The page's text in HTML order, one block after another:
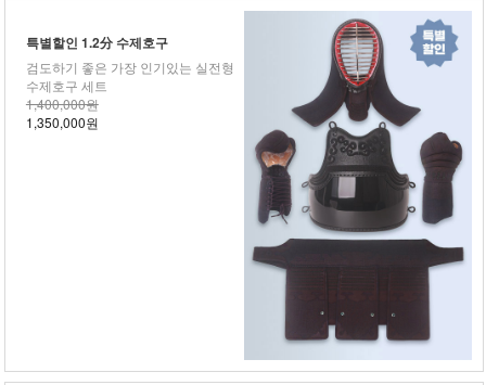
특별할인 1.2分 수제호구
검도하기 좋은 가장 인기있는 실전형
수제호구 세트
1,400,000원
1,350,000원